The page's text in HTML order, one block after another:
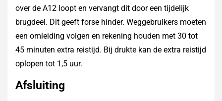
over de A12 loopt en vervangt dit door een tijdelijk
brugdeel. Dit geeft forse hinder. Weggebruikers moeten
een omleiding volgen en rekening houden met 30 tot
45 minuten extra reistijd. Bij drukte kan de extra reistijd
oplopen tot 1,5 uur.
Afsluiting